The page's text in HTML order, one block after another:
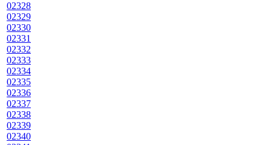
02328
02329
02330
02331
02332
02333
02334
02335
02336
02337
02338
02339
02340